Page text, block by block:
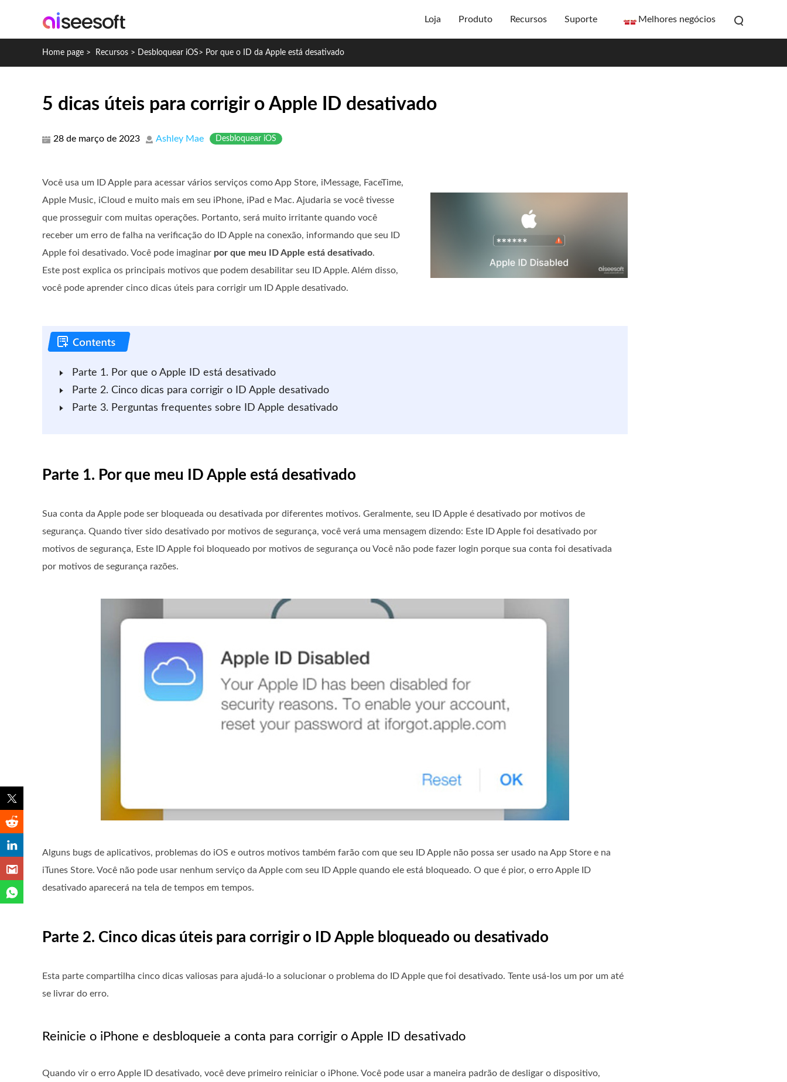
Loja Produto Recursos Suporte Melhores negócios
Home page > Recursos > Desbloquear iOS> Por que o ID da Apple está desativado
5 dicas úteis para corrigir o Apple ID desativado
28 de março de 2023 Ashley Mae Desbloquear iOS
Você usa um ID Apple para acessar vários serviços como App Store, iMessage, FaceTime,
Apple Music, iCloud e muito mais em seu iPhone, iPad e Mac. Ajudaria se você tivesse
que prosseguir com muitas operações. Portanto, será muito irritante quando você
receber um erro de falha na verificação do ID Apple na conexão, informando que seu ID
Apple foi desativado. Você pode imaginar por que meu ID Apple está desativado.
Este post explica os principais motivos que podem desabilitar seu ID Apple. Além disso,
você pode aprender cinco dicas úteis para corrigir um ID Apple desativado.
Parte 1. Por que o Apple ID está desativado
Parte 2. Cinco dicas para corrigir o ID Apple desativado
Parte 3. Perguntas frequentes sobre ID Apple desativado
Parte 1. Por que meu ID Apple está desativado
Sua conta da Apple pode ser bloqueada ou desativada por diferentes motivos. Geralmente, seu ID Apple é desativado por motivos de
segurança. Quando tiver sido desativado por motivos de segurança, você verá uma mensagem dizendo: Este ID Apple foi desativado por
motivos de segurança, Este ID Apple foi bloqueado por motivos de segurança ou Você não pode fazer login porque sua conta foi desativada
por motivos de segurança razões.
Alguns bugs de aplicativos, problemas do iOS e outros motivos também farão com que seu ID Apple não possa ser usado na App Store e na
iTunes Store. Você não pode usar nenhum serviço da Apple com seu ID Apple quando ele está bloqueado. O que é pior, o erro Apple ID
desativado aparecerá na tela de tempos em tempos.
Parte 2. Cinco dicas úteis para corrigir o ID Apple bloqueado ou desativado
Esta parte compartilha cinco dicas valiosas para ajudá-lo a solucionar o problema do ID Apple que foi desativado. Tente usá-los um por um até
se livrar do erro.
Reinicie o iPhone e desbloqueie a conta para corrigir o Apple ID desativado
Quando vir o erro Apple ID desativado, você deve primeiro reiniciar o iPhone. Você pode usar a maneira padrão de desligar o dispositivo,